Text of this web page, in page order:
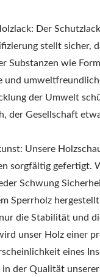
Der
stellt sicher,
Substanzen wie
und
der Umwelt
der Gesellschaft
Unsere
sorgfältig gefertigt.
Schwung
Sperrholz
die Stabilität und
unser Holz einer
eines
der Qualität